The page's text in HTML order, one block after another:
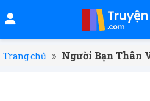
Trang chủ » Người Bạn Thân